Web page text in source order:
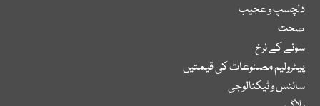
دلچسپ و عجیب
صحت
سونے کے نرخ
پیٹرولیم مصنوعات کی قیمتیں
سائنس و ٹیکنالوجی